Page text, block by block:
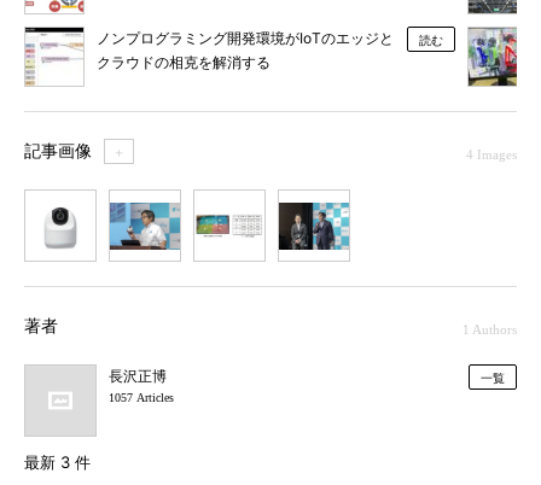
ノンプログラミング開発環境がIoTのエッジと
クラウドの相克を解消する
読む
記事画像 ＋ 4 Images
著者 1 Authors
長沢正博
1057 Articles
一覧
最新 3 件